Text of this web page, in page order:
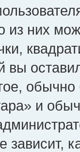
из них
вы
и
зависит,